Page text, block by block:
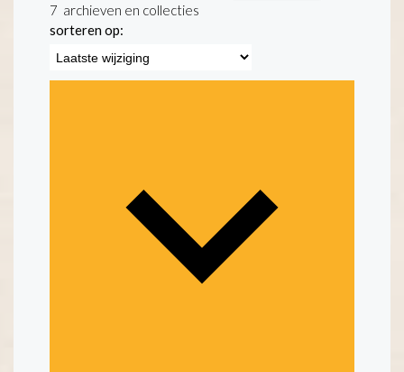
7 archieven en collecties
sorteren op: